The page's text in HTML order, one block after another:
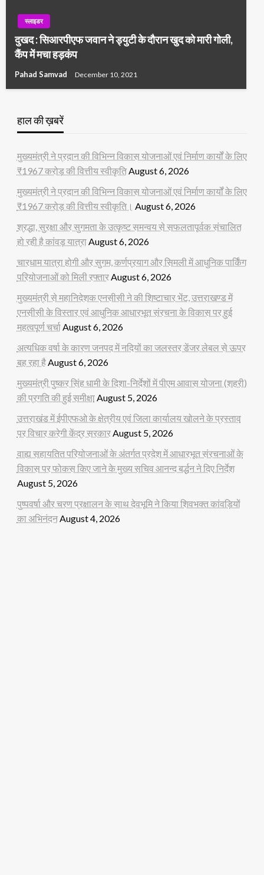
स्लाइडर
दुखद : सिआरपीएफ जवान ने ड्युटी के दौरान खुद को मारी गोली,
कैंप में मचा हड़कंप
Pahad Samvad December 10, 2021
हाल की ख़बरें
मुख्यमंत्री ने प्रदान की विभिन्न विकास योजनाओं एवं निर्माण कार्यों के लिए
₹1967 करोड़ की वित्तीय स्वीकृतिAugust 6, 2026
मुख्यमंत्री ने प्रदान की विभिन्न विकास योजनाओं एवं निर्माण कार्यों के लिए
₹1967 करोड़ की वित्तीय स्वीकृति। August 6, 2026
श्रद्धा, सुरक्षा और सुगमता के उत्कृष्ट समन्वय से सफलतापूर्वक संचालित
हो रही है कांवड़ यात्राAugust 6, 2026
चारधाम यात्रा होगी और सुगम, कर्णप्रयाग और सिमली में आधुनिक पार्किंग
परियोजनाओं को मिली रफ्तारAugust 6, 2026
मुख्यमंत्री से महानिदेशक एनसीसी ने की शिष्टाचार भेंट, उत्तराखण्ड में
एनसीसी के विस्तार एवं आधुनिक आधारभूत संरचना के विकास पर हुई
महत्वपूर्ण चर्चाAugust 6, 2026
अत्यधिक वर्षा के कारण जनपद में नदियों का जलस्तर डेंजर लेबल से ऊपर
बह रहा हैAugust 6, 2026
मुख्यमंत्री पुष्कर सिंह धामी के दिशा-निर्देशों में पीएम आवास योजना (शहरी)
की प्रगति की हुई समीक्षाAugust 5, 2026
उत्तराखंड में ईपीएफओ के क्षेत्रीय एवं जिला कार्यालय खोलने के प्रस्ताव
पर विचार करेगी केंद्र सरकारAugust 5, 2026
वाह्य सहायतित परियोजनाओं के अंतर्गत प्रदेश में आधारभूत संरचनाओं के
विकास पर फोकस किए जाने के मुख्य सचिव आनन्द बर्द्धन ने दिए निर्देश
August 5, 2026
पुष्पवर्षा और चरण प्रक्षालन के साथ देवभूमि ने किया शिवभक्त कांवड़ियों
का अभिनंदनAugust 4, 2026